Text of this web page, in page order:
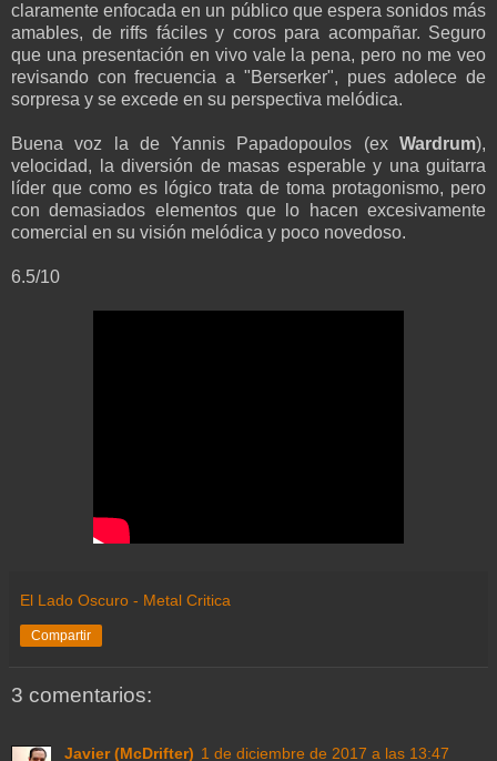
claramente enfocada en un público que espera sonidos más
amables, de riffs fáciles y coros para acompañar. Seguro
que una presentación en vivo vale la pena, pero no me veo
revisando con frecuencia a "Berserker", pues adolece de
sorpresa y se excede en su perspectiva melódica.
Buena voz la de Yannis Papadopoulos (ex Wardrum),
velocidad, la diversión de masas esperable y una guitarra
líder que como es lógico trata de toma protagonismo, pero
con demasiados elementos que lo hacen excesivamente
comercial en su visión melódica y poco novedoso.
6.5/10
El Lado Oscuro - Metal Critica
Compartir
3 comentarios:
Javier (McDrifter) 1 de diciembre de 2017 a las 13:47